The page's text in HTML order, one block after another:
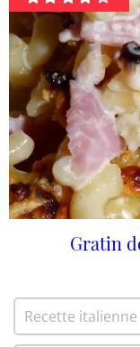
Gratin
Recette italienne